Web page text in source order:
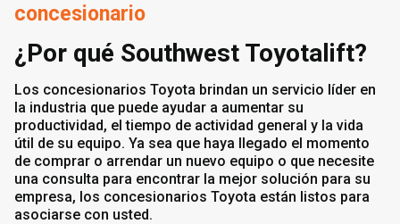
concesionario
¿Por qué Southwest Toyotalift?
Los concesionarios Toyota brindan un servicio líder en
la industria que puede ayudar a aumentar su
productividad, el tiempo de actividad general y la vida
útil de su equipo. Ya sea que haya llegado el momento
de comprar o arrendar un nuevo equipo o que necesite
una consulta para encontrar la mejor solución para su
empresa, los concesionarios Toyota están listos para
asociarse con usted.